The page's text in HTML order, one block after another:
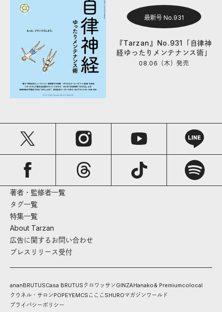
最新号 No.931
『Tarzan』No.931「自律神
経ゆったりメンテナンス術」
08.06（木）発売
著者・監修者一覧
タグ一覧
特集一覧
About Tarzan
広告に関するお問い合わせ
プレスリリース受付
ananBRUTUSCasa BRUTUS クロワッサンGINZAHanako& Premiumcolocal
クウネル・サロンPOPEYEMCS こここ SHUROマガジンワールド
プライバシーポリシー